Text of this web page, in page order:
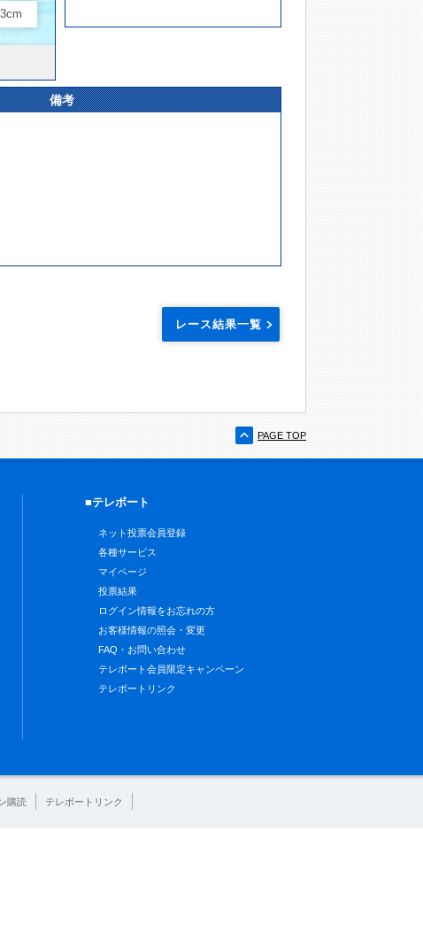
3cm
備考
レース結果一覧
PAGE TOP
■テレボート
ネット投票会員登録
各種サービス
マイページ
投票結果
ログイン情報をお忘れの方
お客様情報の照会・変更
FAQ・お問い合わせ
テレボート会員限定キャンペーン
テレボートリンク
購読 テレボートリンク